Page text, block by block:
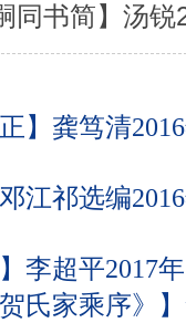
同书简】汤
】龚笃清
江祁选编
李超平2017
氏家乘序》